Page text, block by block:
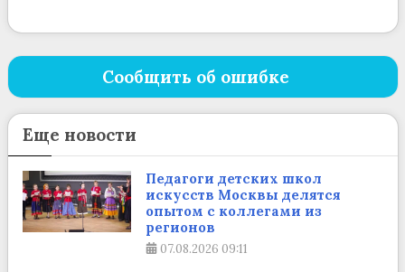
Сообщить об ошибке
Еще новости
Педагоги детских школ
искусств Москвы делятся
опытом с коллегами из
регионов
07.08.2026 09:11